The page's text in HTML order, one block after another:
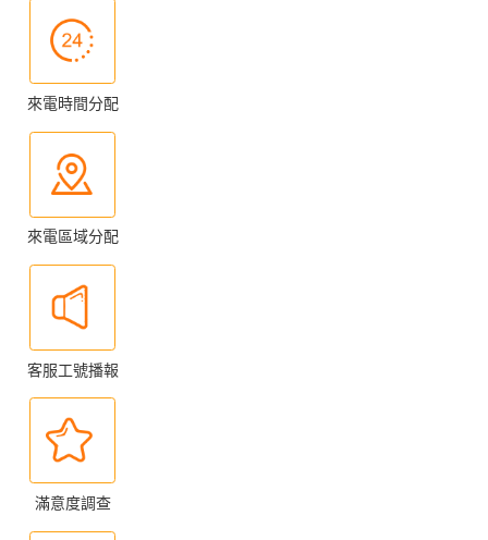
來電時間分配
來電區域分配
客服工號播報
滿意度調查